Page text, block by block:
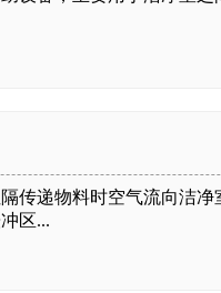
递物料时空气流向洁净
区...